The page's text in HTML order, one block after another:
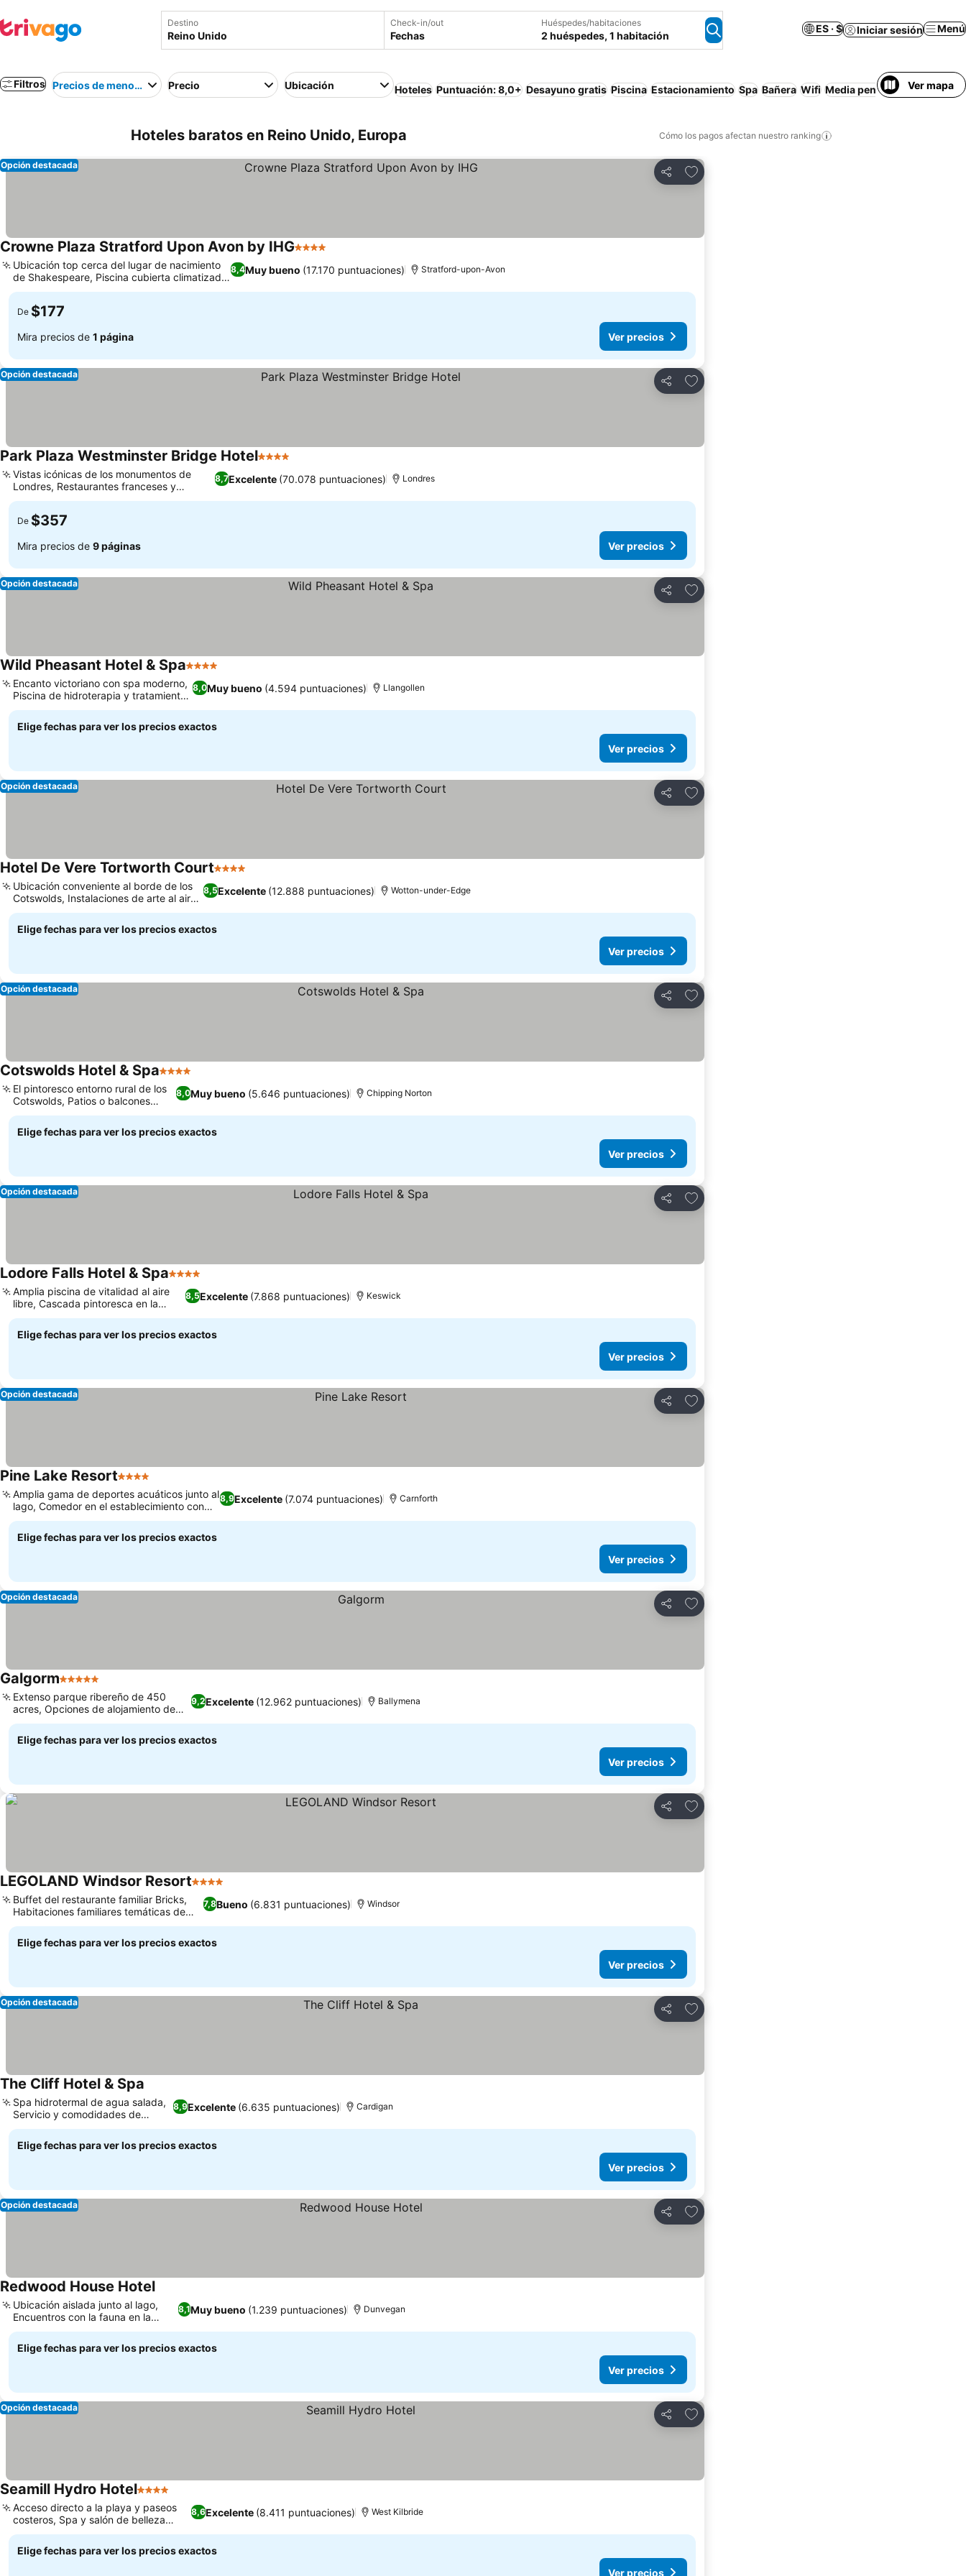
Destino Check-in/out
Fechas
Huéspedes/habitaciones
2 huéspedes, 1 habitación
ES · $ Iniciar sesión Menú
Filtros Precios de menor a mayorPrecio Ubicación Hoteles Puntuación: 8,0+ Desayuno gratis Piscina Estacionamiento Spa Bañera Wifi Media pensión Ver mapa
Hoteles baratos en Reino Unido, Europa Cómo los pagos afectan nuestro ranking
Compartir
Agregar a favoritos
Opción destacada
Crowne Plaza Stratford Upon Avon by IHG4 Estrellas
8,4Muy bueno (17.170 puntuaciones)
Ubicación top cerca del lugar de nacimiento
de Shakespeare, Piscina cubierta climatizada
y sauna para relajarte
Stratford-upon-Avon
De $177
Mira precios de 1 página Ver precios
Compartir
Agregar a favoritos
Opción destacada
Park Plaza Westminster Bridge Hotel4 Estrellas
8,7Excelente (70.078 puntuaciones)
Vistas icónicas de los monumentos de
Londres, Restaurantes franceses y
japoneses galardonados
Londres
De $357
Mira precios de 9 páginas Ver precios
Compartir
Agregar a favoritos
Opción destacada
Wild Pheasant Hotel & Spa4 Estrellas
8,0Muy bueno (4.594 puntuaciones)
Encanto victoriano con spa moderno,
Piscina de hidroterapia y tratamientos
Elemis
Llangollen
Elige fechas para ver los precios exactos
Ver precios
Compartir
Agregar a favoritos
Opción destacada
Hotel De Vere Tortworth Court4 Estrellas
8,5Excelente (12.888 puntuaciones)
Ubicación conveniente al borde de los
Cotswolds, Instalaciones de arte al aire
libre únicas
Wotton-under-Edge
Elige fechas para ver los precios exactos
Ver precios
Compartir
Agregar a favoritos
Opción destacada
Cotswolds Hotel & Spa4 Estrellas
8,0Muy bueno (5.646 puntuaciones)
El pintoresco entorno rural de los
Cotswolds, Patios o balcones
privados
Chipping Norton
Elige fechas para ver los precios exactos
Ver precios
Compartir
Agregar a favoritos
Opción destacada
Lodore Falls Hotel & Spa4 Estrellas
8,5Excelente (7.868 puntuaciones)
Amplia piscina de vitalidad al aire
libre, Cascada pintoresca en la
propiedad
Keswick
Elige fechas para ver los precios exactos
Ver precios
Compartir
Agregar a favoritos
Opción destacada
Pine Lake Resort4 Estrellas
8,9Excelente (7.074 puntuaciones)
Amplia gama de deportes acuáticos junto al
lago, Comedor en el establecimiento con
menú variado.
Carnforth
Elige fechas para ver los precios exactos
Ver precios
Compartir
Agregar a favoritos
Opción destacada
Galgorm5 Estrellas
9,2Excelente (12.962 puntuaciones)
Extenso parque ribereño de 450
acres, Opciones de alojamiento de
lujo variadas
Ballymena
Elige fechas para ver los precios exactos
Ver precios
Compartir
Agregar a favoritos
LEGOLAND Windsor Resort4 Estrellas
7,8Bueno (6.831 puntuaciones)
Buffet del restaurante familiar Bricks,
Habitaciones familiares temáticas de
ensueño
Windsor
Elige fechas para ver los precios exactos
Ver precios
Compartir
Agregar a favoritos
Opción destacada
The Cliff Hotel & Spa
8,9Excelente (6.635 puntuaciones)
Spa hidrotermal de agua salada,
Servicio y comodidades de
primera
Cardigan
Elige fechas para ver los precios exactos
Ver precios
Compartir
Agregar a favoritos
Opción destacada
Redwood House Hotel
8,1Muy bueno (1.239 puntuaciones)
Ubicación aislada junto al lago,
Encuentros con la fauna en la
propiedad
Dunvegan
Elige fechas para ver los precios exactos
Ver precios
Compartir
Agregar a favoritos
Opción destacada
Seamill Hydro Hotel4 Estrellas
8,6Excelente (8.411 puntuaciones)
Acceso directo a la playa y paseos
costeros, Spa y salón de belleza
dedicados
West Kilbride
Elige fechas para ver los precios exactos
Ver precios